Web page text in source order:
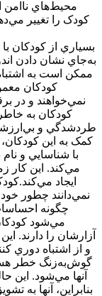
محيط‌هاي ناامن
کودک را تغيير
بسياري از کودکان
به‌جاي نشان دادن
ممکن است به
کودکان
نمي‌خواهند و در
کودکان به
طردشدگي و
کمک به اين
با شناسايي و
مي‌کند. اين کار
ايجاد
نمي‌دانند چطور خود
چگونه
مي‌شود کودکان
آزارشان را دارند.
و از اشتباه دوري
گوش‌به‌زنگ خطر
آنها مي‌شود. اين
بنابراين، آنها